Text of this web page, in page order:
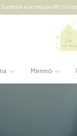
demais regiões | 5% de
Menino